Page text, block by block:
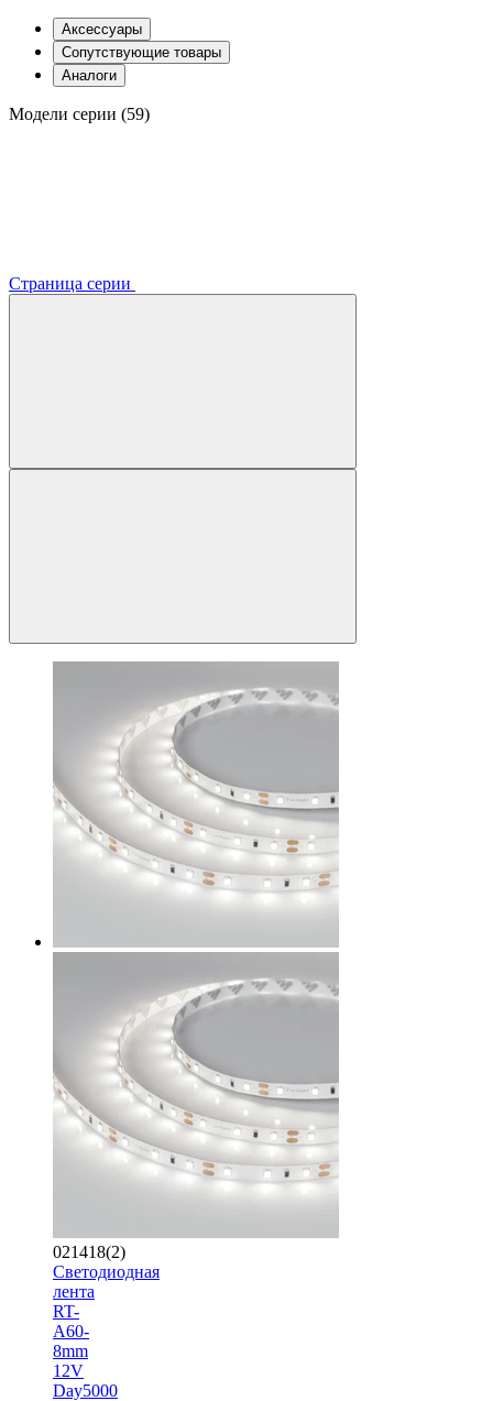
Аксессуары
Сопутствующие товары
Аналоги
Модели серии (59)
Страница серии
021418(2)
Светодиодная
лента
RT-
A60-
8mm
12V
Day5000